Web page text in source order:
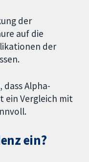
der
auf die
der
Alpha-
ein Vergleich mit
ein?